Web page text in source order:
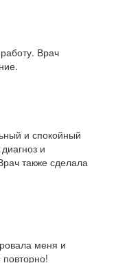
Врач
и спокойный
и
также сделала
меня и